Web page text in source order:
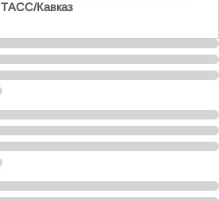
ТАСС/Кавказ